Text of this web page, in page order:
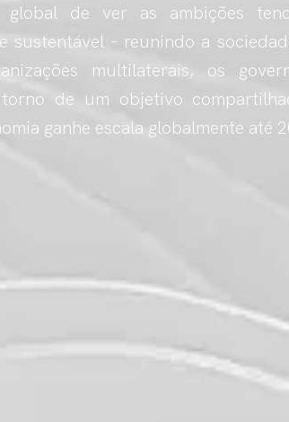
global de ver as ambições
sustentável - reunindo a
multilaterais, os
de um objetivo
ganhe escala globalmente até